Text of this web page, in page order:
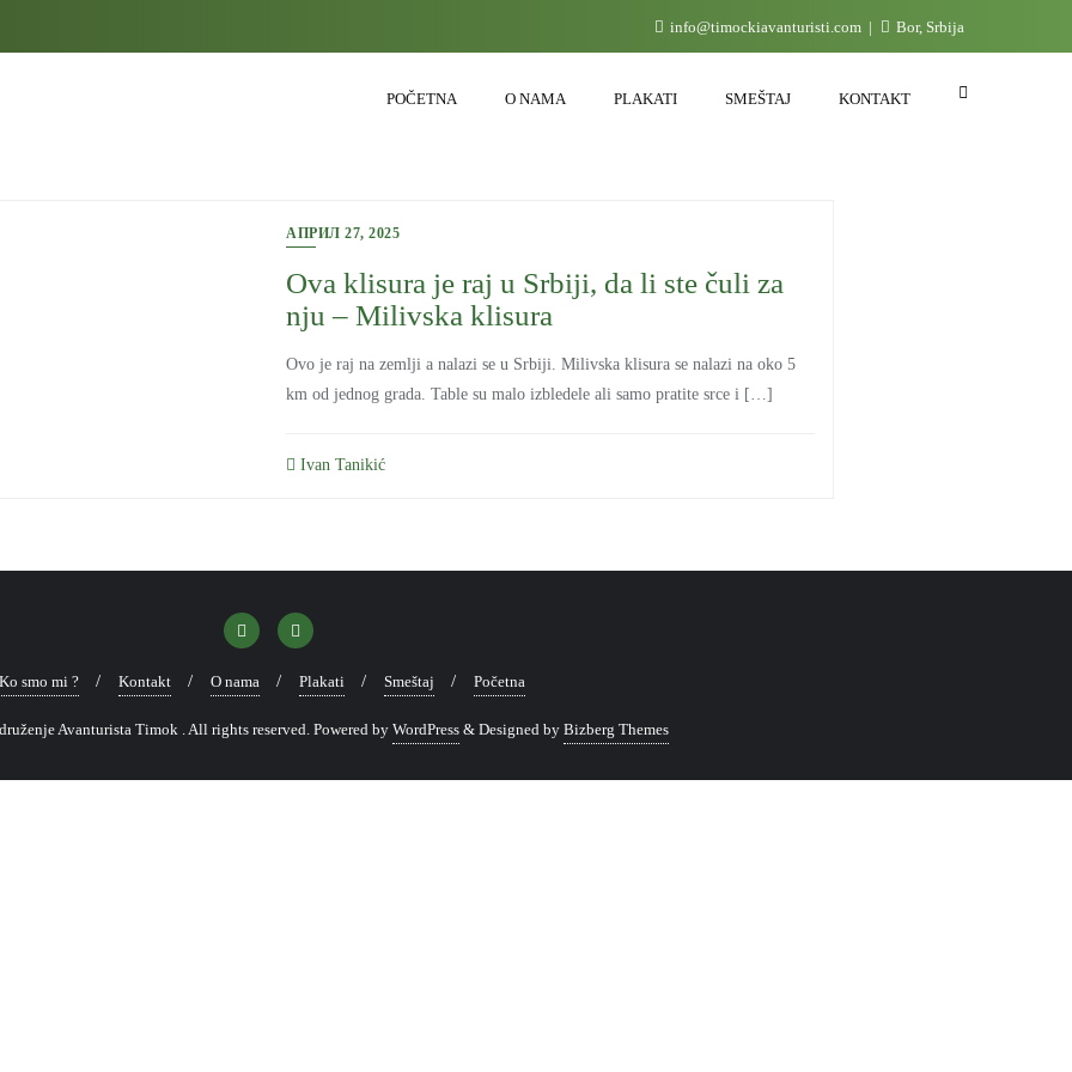
info@timockiavanturisti.com Bor, Srbija
POČETNA O NAMA PLAKATI SMEŠTAJ KONTAKT
АПРИЛ 27, 2025
Ova klisura je raj u Srbiji, da li ste čuli za
nju – Milivska klisura
Ovo je raj na zemlji a nalazi se u Srbiji. Milivska klisura se nalazi na oko 5
km od jednog grada. Table su malo izbledele ali samo pratite srce i […]
Ivan Tanikić
Ko smo mi ? Kontakt O nama Plakati Smeštaj Početna
Avanturista Timok . All rights reserved. Powered by WordPress & Designed by Bizberg Themes